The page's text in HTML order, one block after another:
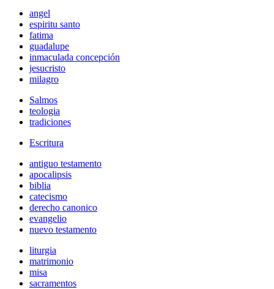
angel
espiritu santo
fatima
guadalupe
inmaculada concepción
jesucristo
milagro
Salmos
teologia
tradiciones
Escritura
antiguo testamento
apocalipsis
biblia
catecismo
derecho canonico
evangelio
nuevo testamento
liturgia
matrimonio
misa
sacramentos